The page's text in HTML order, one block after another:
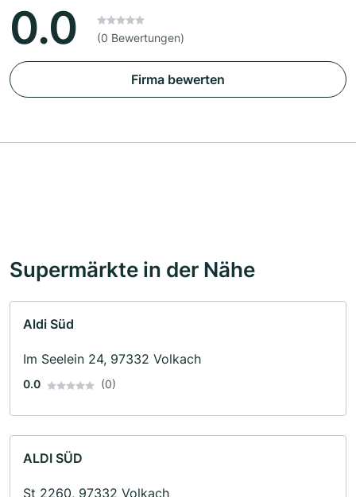
0.0 (0 Bewertungen)
Firma bewerten
Supermärkte in der Nähe
Aldi Süd
Im Seelein 24, 97332 Volkach
0.0 (0)
ALDI SÜD
St 2260, 97332 Volkach